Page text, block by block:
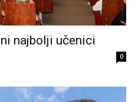
najbolji učenici
0